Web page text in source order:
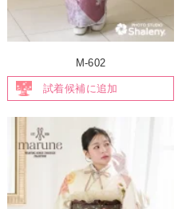
M-602
試着候補に追加